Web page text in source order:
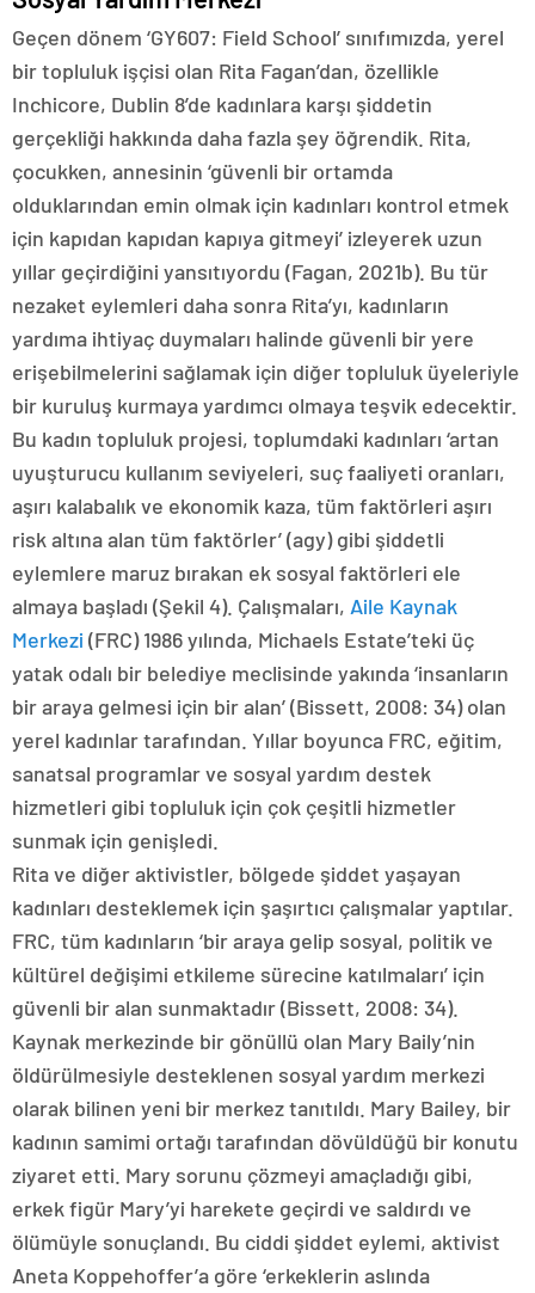
Geçen dönem ‘GY607: Field School’ sınıfımızda, yerel
bir topluluk işçisi olan Rita Fagan’dan, özellikle
Inchicore, Dublin 8’de kadınlara karşı şiddetin
gerçekliği hakkında daha fazla şey öğrendik. Rita,
çocukken, annesinin ‘güvenli bir ortamda
olduklarından emin olmak için kadınları kontrol etmek
için kapıdan kapıdan kapıya gitmeyi’ izleyerek uzun
yıllar geçirdiğini yansıtıyordu (Fagan, 2021b). Bu tür
nezaket eylemleri daha sonra Rita’yı, kadınların
yardıma ihtiyaç duymaları halinde güvenli bir yere
erişebilmelerini sağlamak için diğer topluluk üyeleriyle
bir kuruluş kurmaya yardımcı olmaya teşvik edecektir.
Bu kadın topluluk projesi, toplumdaki kadınları ‘artan
uyuşturucu kullanım seviyeleri, suç faaliyeti oranları,
aşırı kalabalık ve ekonomik kaza, tüm faktörleri aşırı
risk altına alan tüm faktörler’ (agy) gibi şiddetli
eylemlere maruz bırakan ek sosyal faktörleri ele
almaya başladı (Şekil 4). Çalışmaları, Aile Kaynak
Merkezi (FRC) 1986 yılında, Michaels Estate’teki üç
yatak odalı bir belediye meclisinde yakında ‘insanların
bir araya gelmesi için bir alan’ (Bissett, 2008: 34) olan
yerel kadınlar tarafından. Yıllar boyunca FRC, eğitim,
sanatsal programlar ve sosyal yardım destek
hizmetleri gibi topluluk için çok çeşitli hizmetler
sunmak için genişledi.
Rita ve diğer aktivistler, bölgede şiddet yaşayan
kadınları desteklemek için şaşırtıcı çalışmalar yaptılar.
FRC, tüm kadınların ‘bir araya gelip sosyal, politik ve
kültürel değişimi etkileme sürecine katılmaları’ için
güvenli bir alan sunmaktadır (Bissett, 2008: 34).
Kaynak merkezinde bir gönüllü olan Mary Baily’nin
öldürülmesiyle desteklenen sosyal yardım merkezi
olarak bilinen yeni bir merkez tanıtıldı. Mary Bailey, bir
kadının samimi ortağı tarafından dövüldüğü bir konutu
ziyaret etti. Mary sorunu çözmeyi amaçladığı gibi,
erkek figür Mary’yi harekete geçirdi ve saldırdı ve
ölümüyle sonuçlandı. Bu ciddi şiddet eylemi, aktivist
Aneta Koppehoffer’a göre ‘erkeklerin aslında